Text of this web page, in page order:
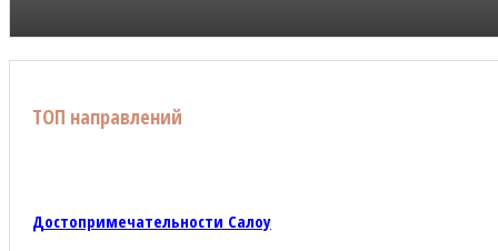
ТОП направлений
Достопримечательности Салоу